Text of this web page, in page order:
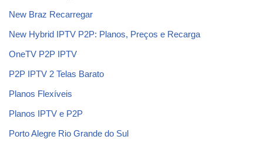
New Braz Recarregar
New Hybrid IPTV P2P: Planos, Preços e Recarga
OneTV P2P IPTV
P2P IPTV 2 Telas Barato
Planos Flexíveis
Planos IPTV e P2P
Porto Alegre Rio Grande do Sul